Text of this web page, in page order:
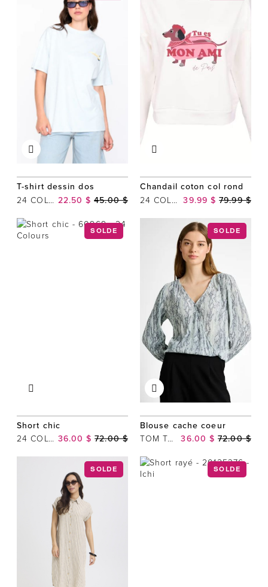
T-shirt dessin dos
24 COLOURS 22.50 $ 45.00 $
Chandail coton col rond
24 COLOURS 39.99 $ 79.99 $
SOLDE
Short chic
24 COLOURS 36.00 $ 72.00 $
SOLDE
Blouse cache coeur
TOM TAILOR 36.00 $ 72.00 $
SOLDE SOLDE